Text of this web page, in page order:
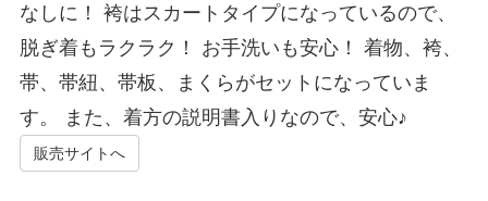
なしに！ 袴はスカートタイプになっているので、
脱ぎ着もラクラク！ お手洗いも安心！ 着物、袴、
帯、帯紐、帯板、まくらがセットになっていま
す。 また、着方の説明書入りなので、安心♪
販売サイトへ